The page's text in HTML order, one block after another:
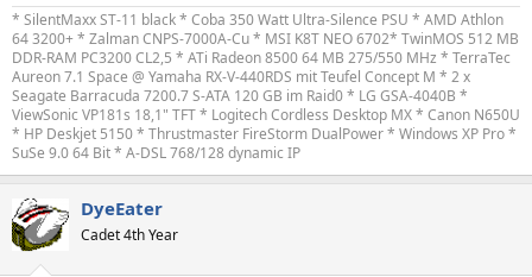
* SilentMaxx ST-11 black * Coba 350 Watt Ultra-Silence PSU * AMD Athlon
64 3200+ * Zalman CNPS-7000A-Cu * MSI K8T NEO 6702* TwinMOS 512 MB
DDR-RAM PC3200 CL2,5 * ATi Radeon 8500 64 MB 275/550 MHz * TerraTec
Aureon 7.1 Space @ Yamaha RX-V-440RDS mit Teufel Concept M * 2 x
Seagate Barracuda 7200.7 S-ATA 120 GB im Raid0 * LG GSA-4040B *
ViewSonic VP181s 18,1" TFT * Logitech Cordless Desktop MX * Canon N650U
* HP Deskjet 5150 * Thrustmaster FireStorm DualPower * Windows XP Pro *
SuSe 9.0 64 Bit * A-DSL 768/128 dynamic IP
DyeEater
Cadet 4th Year